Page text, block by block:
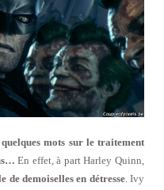
mots sur le traitement
En effet, à part Harley Quinn,
de demoiselles en détresse. Ivy